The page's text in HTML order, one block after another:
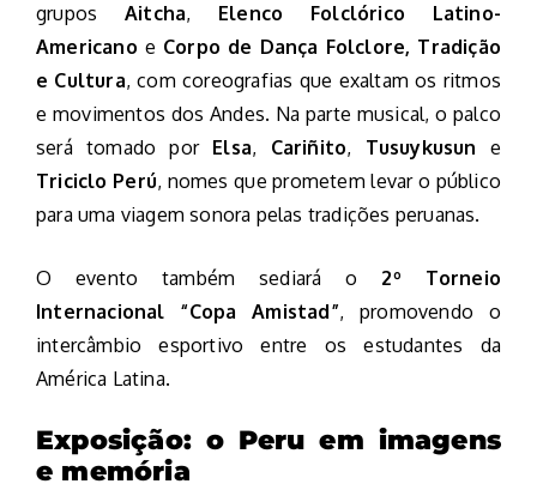
grupos Aitcha, Elenco Folclórico Latino-
Americano e Corpo de Dança Folclore, Tradição
e Cultura, com coreografias que exaltam os ritmos
e movimentos dos Andes. Na parte musical, o palco
será tomado por Elsa, Cariñito, Tusuykusun e
Triciclo Perú, nomes que prometem levar o público
para uma viagem sonora pelas tradições peruanas.
O evento também sediará o 2º Torneio
Internacional “Copa Amistad”, promovendo o
intercâmbio esportivo entre os estudantes da
América Latina.
Exposição: o Peru em imagens
e memória